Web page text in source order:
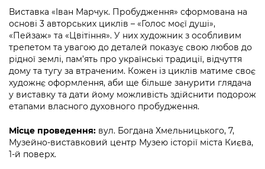
Статистика
Звернення громадян
Регуляторна діяльність
Промисловість і наука Києва
Kyiv International Relations
Фінанси та бюджет
Безпека та правопорядок
Ритуальні послуги
Іноземцям / For foreigners
Пам'ятки культурної спадщини
Портал Захисників та Захисниць
Безбар'єрність
Контактний центр
Допомога учасникам АТО
Рада з питань внутрішньо переміщених
осіб при Київській міській військовій
адміністрації
«Ініціатива «Партнерство «Відкритий
Важливе під час воєнного стану
Порядок оскарження рішень, дій чи
бездіяльності розпорядників інформації
Звіти про опрацювання запитів на
публічну інформацію
Інформація для споживачів
Портал даних Києва
Зйомки в лікарнях в умовах воєнного
стану / Rules for media coverage of
hospitals at work under martial law
Контакти для медіа / Contacts for mass
media
Виставка «Іван Марчук. Пробудження» сформована на
основі 3 авторських циклів – «Голос моєї душі»,
«Пейзаж» та «Цвітіння». У них художник з особливим
трепетом та увагою до деталей показує свою любов до
рідної землі, пам’ять про українські традиції, відчуття
дому та тугу за втраченим. Кожен із циклів матиме своє
художнє оформлення, аби ще більше занурити глядача
у виставку та дати йому можливість здійснити подорож
етапами власного духовного пробудження.
Місце проведення: вул. Богдана Хмельницького, 7,
Музейно-виставковий центр Музею історії міста Києва,
1-й поверх.